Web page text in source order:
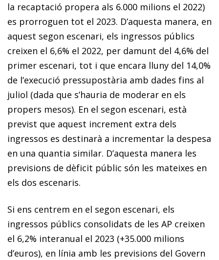
la recaptació propera als 6.000 milions el 2022)
es prorroguen tot el 2023. D’aquesta manera, en
aquest segon escenari, els ingressos públics
creixen el 6,6% el 2022, per damunt del 4,6% del
primer escenari, tot i que encara lluny del 14,0%
de l’execució pressupostària amb dades fins al
juliol (dada que s’hauria de moderar en els
propers mesos). En el segon escenari, està
previst que aquest increment extra dels
ingressos es destinarà a incrementar la despesa
en una quantia similar. D’aquesta manera les
previsions de dèficit públic són les mateixes en
els dos escenaris.
Si ens centrem en el segon escenari, els
ingressos públics consolidats de les AP creixen
el 6,2% interanual el 2023 (+35.000 milions
d’euros), en línia amb les previsions del Govern